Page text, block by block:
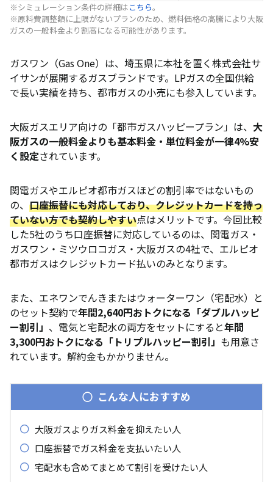
※シミュレーション条件の詳細はこちら。
※原料費調整額に上限がないプランのため、燃料価格の高騰により大阪
ガスの一般料金より割高になる可能性があります。
ガスワン（Gas One）は、埼玉県に本社を置く株式会社サ
イサンが展開するガスブランドです。LPガスの全国供給
で長い実績を持ち、都市ガスの小売にも参入しています。
大阪ガスエリア向けの「都市ガスハッピープラン」は、 大
阪ガスの一般料金よりも基本料金・単位料金が一律4%安
く設定されています。
関電ガスやエルピオ都市ガスほどの割引率ではないもの
の、 口座振替にも対応しており、クレジットカードを持っ
ていない方でも契約しやすい点はメリットです。今回比較
した5社のうち口座振替に対応しているのは、関電ガス・
ガスワン・ミツウロコガス・大阪ガスの4社で、エルピオ
都市ガスはクレジットカード払いのみとなります。
また、エネワンでんきまたはウォーターワン（宅配水）と
のセット契約で年間2,640円おトクになる「ダブルハッピ
ー割引」 、電気と宅配水の両方をセットにすると年間
3,300円おトクになる「トリプルハッピー割引」 も用意さ
れています。解約金もかかりません。
こんな人におすすめ
大阪ガスよりガス料金を抑えたい人
口座振替でガス料金を支払いたい人
宅配水も含めてまとめて割引を受けたい人